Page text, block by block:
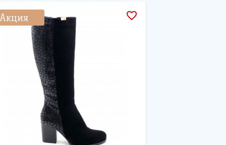
Акция favorite_border